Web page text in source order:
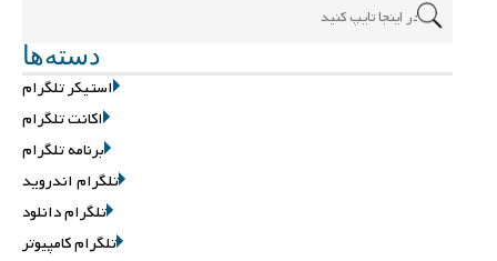
دسته‌ها
استیکر تلگرام
اکانت تلگرام
برنامه تلگرام
تلگرام اندروید
تلگرام دانلود
تلگرام کامپیوتر